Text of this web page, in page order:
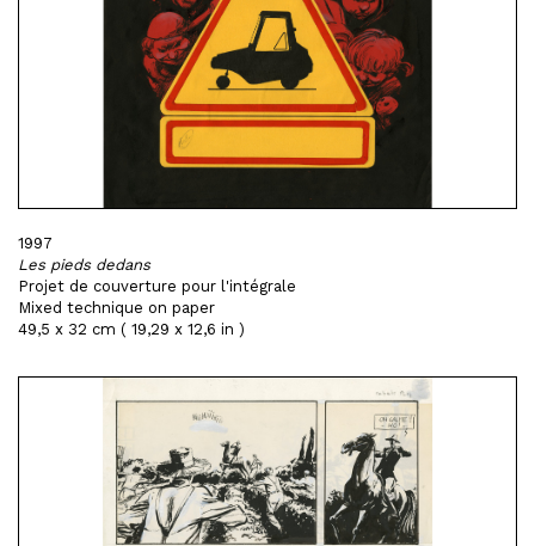
1997
Les pieds dedans
Projet de couverture pour l'intégrale
Mixed technique on paper
49,5 x 32 cm ( 19,29 x 12,6 in )